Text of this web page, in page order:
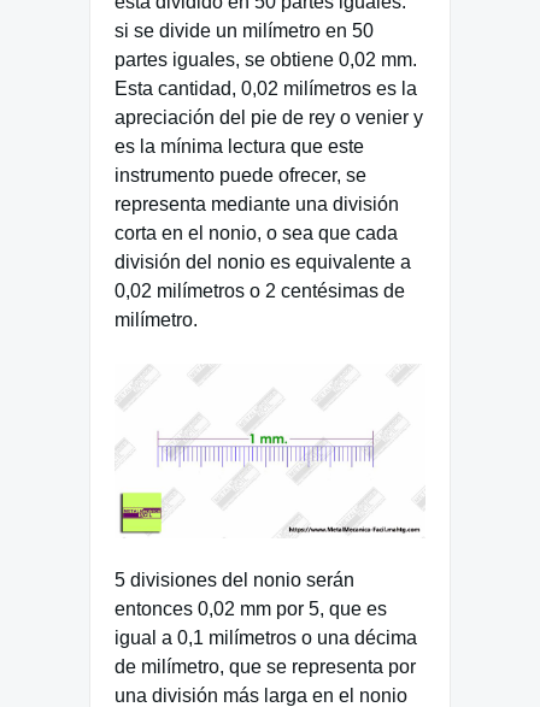
si se divide un milímetro en 50
partes iguales, se obtiene 0,02 mm.
Esta cantidad, 0,02 milímetros es la
apreciación del pie de rey o venier y
es la mínima lectura que este
instrumento puede ofrecer, se
representa mediante una división
corta en el nonio, o sea que cada
división del nonio es equivalente a
0,02 milímetros o 2 centésimas de
milímetro.
5 divisiones del nonio serán
entonces 0,02 mm por 5, que es
igual a 0,1 milímetros o una décima
de milímetro, que se representa por
una división más larga en el nonio